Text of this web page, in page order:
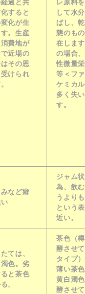
過と共
すると
化が生
す。生産
費地が
で近場の
その恩
けられ
。
レ原料
して水
ばし、
態のも
在しま
の場合
性微量
等＜フ
ケミカ
多く失い
す。
など癖
ジャム
為、飲
うより
という
近い。
ては、
色。劣
と茶色
。
茶色（
酵させ
タイプ）
薄い茶
黄白濁
酵させ